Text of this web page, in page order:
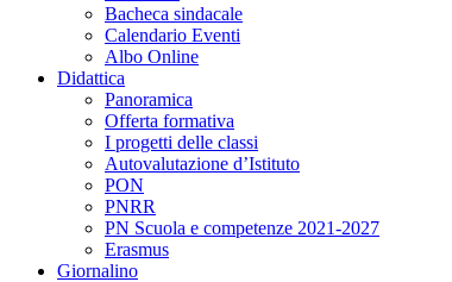
Bacheca sindacale
Calendario Eventi
Albo Online
Didattica
Panoramica
Offerta formativa
I progetti delle classi
Autovalutazione d’Istituto
PON
PNRR
PN Scuola e competenze 2021-2027
Erasmus
Giornalino